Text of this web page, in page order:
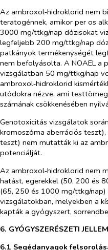
Az ambroxol‑hidroklorid nem
teratogénnek, amikor per os
3000 mg/ttkg/nap dózisokat
legfeljebb 200 mg/ttkg/nap
patkányok termékenységét
nem befolyásolta. A NOAEL a
vizsgálatban 50 mg/ttkg/nap
ambroxol‑hidroklorid
utódokra nézve, ami
számának csökkenésében
Genotoxicitás vizsgálatok
kromoszóma aberrációs teszt),
teszt) nem mutatták ki az
potenciálját.
Az ambroxol‑hidroklorid nem
hatást, egerekkel (50, 200 és
(65, 250 és 1000 mg/ttkg/
vizsgálatokban, melyekben a
kapták a gyógyszert,
6. GYÓGYSZERÉSZETI
6.1 Segédanyagok